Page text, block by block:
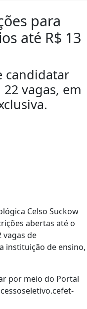
para
até R$ 13
candidatar
vagas, em
Celso Suckow
abertas até o
vagas de
instituição de ensino,
por meio do Portal